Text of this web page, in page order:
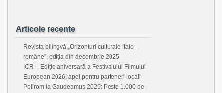
Articole recente
Revista bilingvă „Orizonturi culturale italo-
române”, ediţia din decembrie 2025
ICR – Ediție aniversară a Festivalului Filmului
European 2026: apel pentru parteneri locali
Polirom la Gaudeamus 2025: Peste 1.000 de